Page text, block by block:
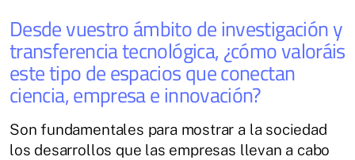
Desde vuestro ámbito de investigación y
transferencia tecnológica, ¿cómo valoráis
este tipo de espacios que conectan
ciencia, empresa e innovación?
Son fundamentales para mostrar a la sociedad
los desarrollos que las empresas llevan a cabo